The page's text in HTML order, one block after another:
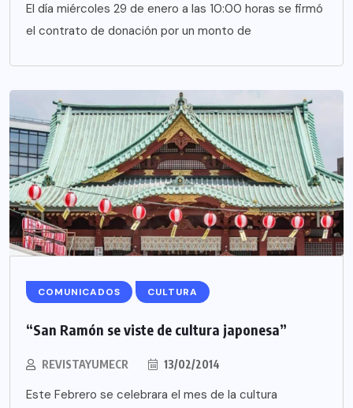
El día miércoles 29 de enero a las 10:00 horas se firmó
el contrato de donación por un monto de
COMUNICADOS CULTURA
“San Ramón se viste de cultura japonesa”
REVISTAYUMECR 13/02/2014
Este Febrero se celebrara el mes de la cultura